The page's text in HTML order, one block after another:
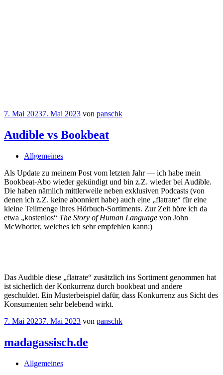
7. Mai 20237. Mai 2023 von panschk
Audible vs Bookbeat
Allgemeines
Als Update zu meinem Post vom letzten Jahr — ich habe mein
Bookbeat-Abo wieder gekündigt und bin z.Z. wieder bei Audible.
Die haben nämlich mittlerweile neben exklusiven Podcasts (von
denen ich z.Z. keine abonniert habe) auch eine „flatrate“ für eine
kleine Teilmenge ihres Hörbuch-Sortiments. Zur Zeit höre ich da
etwa „kostenlos“ The Story of Human Language von John
McWhorter, welches ich sehr empfehlen kann:)
Das Audible diese „flatrate“ zusätzlich ins Sortiment genommen hat
ist sicherlich der Konkurrenz durch bookbeat und andere
geschuldet. Ein Musterbeispiel dafür, dass Konkurrenz aus Sicht des
Konsumenten sehr belebend wirkt.
7. Mai 20237. Mai 2023 von panschk
madagassisch.de
Allgemeines